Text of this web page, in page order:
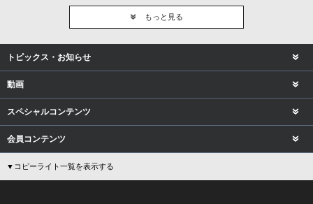
もっと見る
トピックス・お知らせ
動画
スペシャルコンテンツ
会員コンテンツ
▼コピーライト一覧を表示する